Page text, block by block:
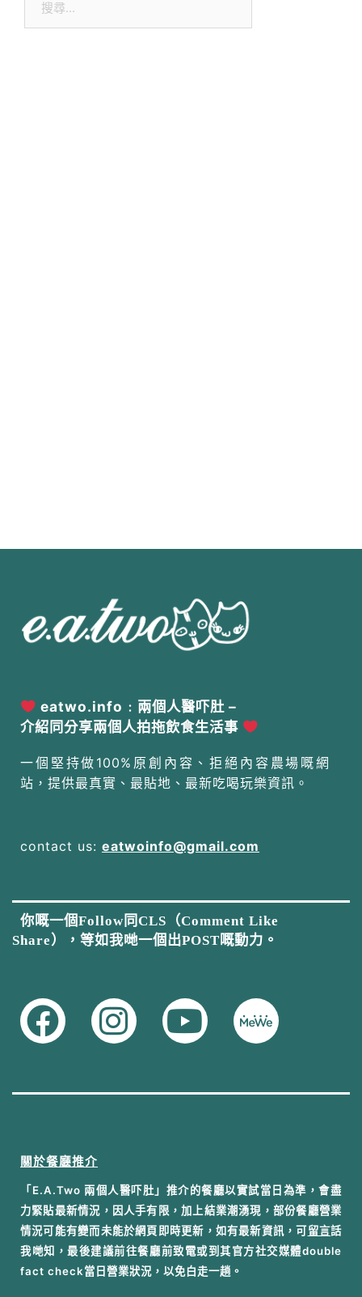
eatwo.info﹕兩個人醫吓肚 –
介紹同分享兩個人拍拖飲食生活事
一個堅持做100%原創內容、拒絕內容農場嘅網
站，提供最真實、最貼地、最新吃喝玩樂資訊。
contact us: eatwoinfo@gmail.com
你嘅一個Follow同CLS（Comment Like
Share），等如我哋一個出POST嘅動力。
關於餐廳推介
「E.A.Two 兩個人醫吓肚」推介的餐廳以實試當日為準，會盡
力緊貼最新情況，因人手有限，加上結業潮湧現，部份餐廳營業
情況可能有變而未能於網頁即時更新，如有最新資訊，可留言話
我哋知，最後建議前往餐廳前致電或到其官方社交媒體double
fact check當日營業狀況，以免白走一趟。